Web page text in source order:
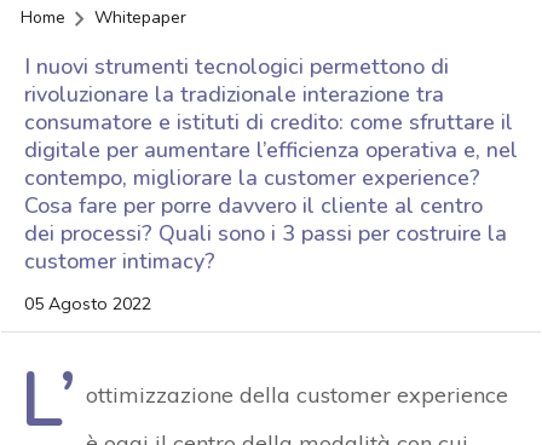
Home Whitepaper
I nuovi strumenti tecnologici permettono di
rivoluzionare la tradizionale interazione tra
consumatore e istituti di credito: come sfruttare il
digitale per aumentare l’efficienza operativa e, nel
contempo, migliorare la customer experience?
Cosa fare per porre davvero il cliente al centro
dei processi? Quali sono i 3 passi per costruire la
customer intimacy?
05 Agosto 2022
L’ ottimizzazione della customer experience